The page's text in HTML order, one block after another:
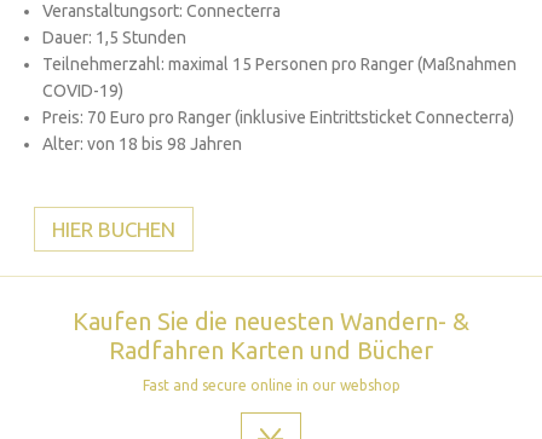
Veranstaltungsort: Connecterra
Dauer: 1,5 Stunden
Teilnehmerzahl: maximal 15 Personen pro Ranger (Maßnahmen
COVID-19)
Preis: 70 Euro pro Ranger (inklusive Eintrittsticket Connecterra)
Alter: von 18 bis 98 Jahren
HIER BUCHEN
Kaufen Sie die neuesten Wandern- &
Radfahren Karten und Bücher
Fast and secure online in our webshop